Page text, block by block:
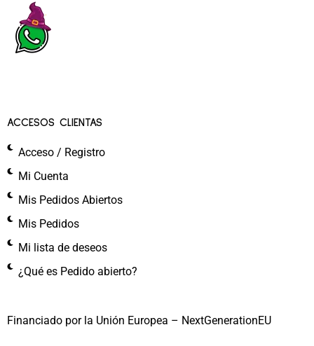
ACCESOS CLIENTAS
Acceso / Registro
Mi Cuenta
Mis Pedidos Abiertos
Mis Pedidos
Mi lista de deseos
¿Qué es Pedido abierto?
Financiado por la Unión Europea – NextGenerationEU